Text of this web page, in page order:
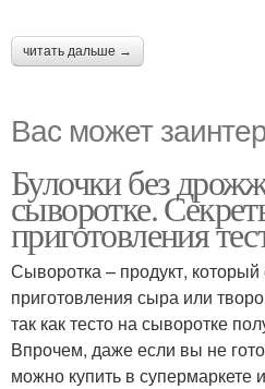
читать дальше →
Вас может
Булочки без
сыворотке.
приготовления
Сыворотка – продукт, который
приготовления сыра или
так как тесто на сыворотке
Впрочем, даже если вы не
можно купить в супермаркете